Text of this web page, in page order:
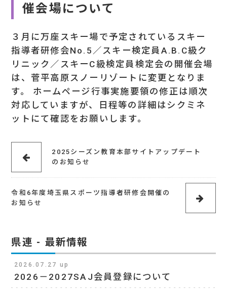
催会場について
３月に万座スキー場で予定されているスキー
指導者研修会No.5／スキー検定員A.B.C級ク
リニック／スキーC級検定員検定会の開催会場
は、菅平高原スノーリゾートに変更となりま
す。 ホームページ行事実施要領の修正は順次
対応していますが、日程等の詳細はシクミネ
ットにて確認をお願いします。
2025シーズン教育本部サイトアップデート
のお知らせ
令和6年度埼玉県スポーツ指導者研修会開催の
お知らせ
県連 - 最新情報
2026.07.27 up
2026－2027SAJ会員登録について